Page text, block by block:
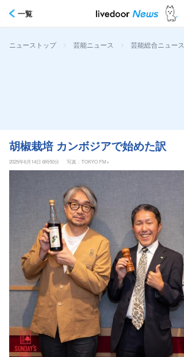
一覧
ニューストップ > 芸能ニュース > 芸能総合ニュース
胡椒栽培 カンボジアで始めた訳
2025年6月14日 6時50分 写真：TOKYO FM+